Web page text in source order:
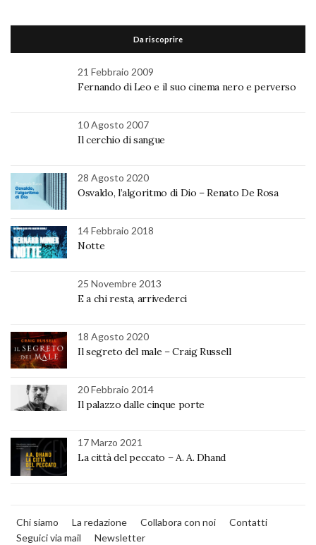
Da riscoprire
21 Febbraio 2009
Fernando di Leo e il suo cinema nero e perverso
10 Agosto 2007
Il cerchio di sangue
28 Agosto 2020
Osvaldo, l’algoritmo di Dio – Renato De Rosa
14 Febbraio 2018
Notte
25 Novembre 2013
E a chi resta, arrivederci
18 Agosto 2020
Il segreto del male – Craig Russell
20 Febbraio 2014
Il palazzo dalle cinque porte
17 Marzo 2021
La città del peccato – A. A. Dhand
Chi siamo La redazione Collabora con noi
Contatti
Seguici via mail
Newsletter